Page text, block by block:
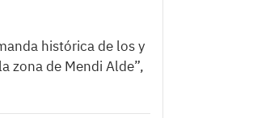
histórica de los y
zona de Mendi Alde”,